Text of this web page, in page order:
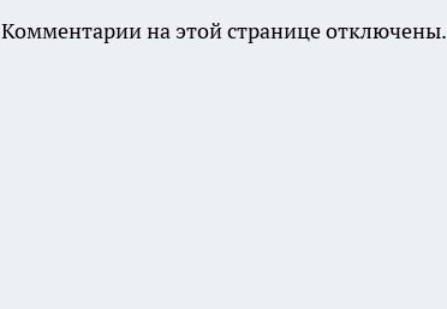
Комментарии на этой странице отключены.